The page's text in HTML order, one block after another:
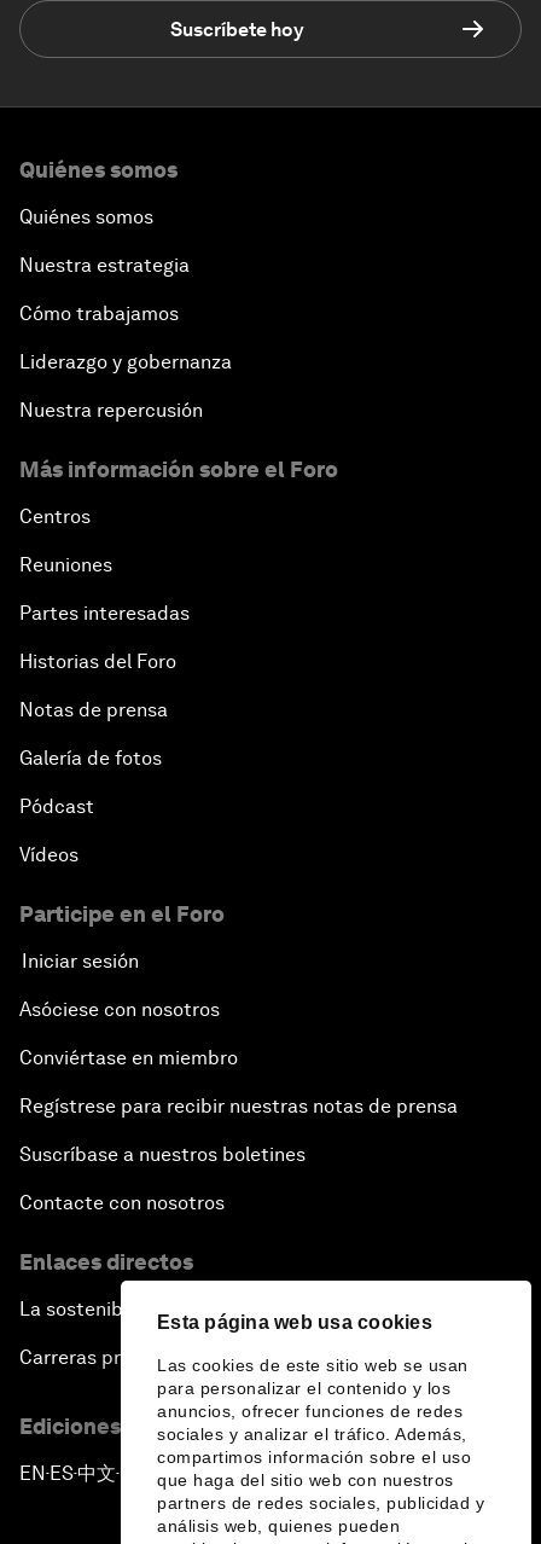
Esta página web usa cookies
Las cookies de este sitio web se usan
para personalizar el contenido y los
anuncios, ofrecer funciones de redes
sociales y analizar el tráfico. Además,
compartimos información sobre el uso
que haga del sitio web con nuestros
partners de redes sociales, publicidad y
análisis web, quienes pueden
Suscríbete hoy
Quiénes somos
Quiénes somos
Nuestra estrategia
Cómo trabajamos
Liderazgo y gobernanza
Nuestra repercusión
Más información sobre el Foro
Centros
Reuniones
Partes interesadas
Historias del Foro
Notas de prensa
Galería de fotos
Pódcast
Vídeos
Participe en el Foro
Iniciar sesión
Asóciese con nosotros
Conviértase en miembro
Regístrese para recibir nuestras notas de prensa
Suscríbase a nuestros boletines
Contacte con nosotros
Enlaces directos
La sostenibilidad en el Foro
Carreras profesionales
Ediciones en otros idiomas
EN ▪ES▪中文▪ 日本語